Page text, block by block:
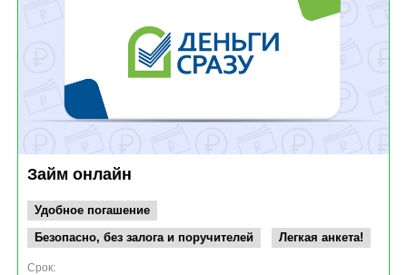
Займ онлайн
Удобное погашение
Безопасно, без залога и поручителей
Легкая анкета!
Срок: